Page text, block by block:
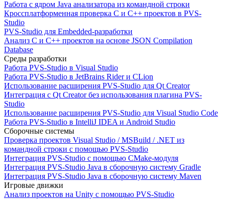
Работа с ядром Java анализатора из командной строки
Кроссплатформенная проверка C и C++ проектов в PVS-
Studio
PVS-Studio для Embedded-разработки
Анализ C и C++ проектов на основе JSON Compilation
Database
Среды разработки
Работа PVS-Studio в Visual Studio
Работа PVS-Studio в JetBrains Rider и CLion
Использование расширения PVS-Studio для Qt Creator
Интеграция с Qt Creator без использования плагина PVS-
Studio
Использование расширения PVS-Studio для Visual Studio Code
Работа PVS-Studio в IntelliJ IDEA и Android Studio
Сборочные системы
Проверка проектов Visual Studio / MSBuild / .NET из
командной строки с помощью PVS-Studio
Интеграция PVS-Studio с помощью CMake-модуля
Интеграция PVS-Studio Java в сборочную систему Gradle
Интеграция PVS-Studio Java в сборочную систему Maven
Игровые движки
Анализ проектов на Unity с помощью PVS-Studio